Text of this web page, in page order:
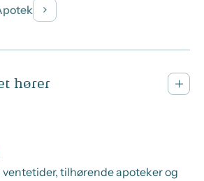
hører
tilhørende apoteker og